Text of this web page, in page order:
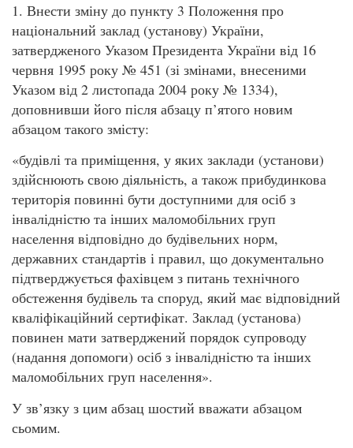
1. Внести зміну до пункту 3 Положення про
національний заклад (установу) України,
затвердженого Указом Президента України від 16
червня 1995 року № 451 (зі змінами, внесеними
Указом від 2 листопада 2004 року № 1334),
доповнивши його після абзацу п’ятого новим
абзацом такого змісту:
«будівлі та приміщення, у яких заклади (установи)
здійснюють свою діяльність, а також прибудинкова
територія повинні бути доступними для осіб з
інвалідністю та інших маломобільних груп
населення відповідно до будівельних норм,
державних стандартів і правил, що документально
підтверджується фахівцем з питань технічного
обстеження будівель та споруд, який має відповідний
кваліфікаційний сертифікат. Заклад (установа)
повинен мати затверджений порядок супроводу
(надання допомоги) осіб з інвалідністю та інших
маломобільних груп населення».
У зв’язку з цим абзац шостий вважати абзацом
сьомим.